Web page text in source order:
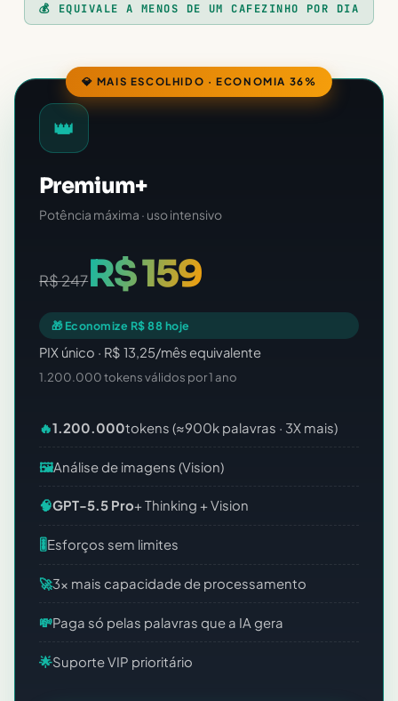
💰 EQUIVALE A MENOS DE UM CAFEZINHO POR DIA
💎 MAIS ESCOLHIDO · ECONOMIA 36%
👑
Premium+
Potência máxima · uso intensivo
R$ 247R$ 159
🎁 Economize R$ 88 hoje
PIX único · R$ 13,25/mês equivalente
1.200.000 tokens válidos por 1 ano
🔥1.200.000tokens (≈900k palavras · 3X mais)
🖼️Análise de imagens (Vision)
🧠GPT-5.5 Pro+ Thinking + Vision
🎚️Esforços sem limites
🚀3x mais capacidade de processamento
💸Paga só pelas palavras que a IA gera
🌟Suporte VIP prioritário